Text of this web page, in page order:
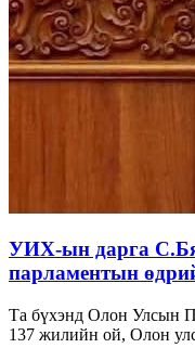
УИХ-ын дарга
парламентын
Та бүхэнд Олон Улсын
137 жилийн ой, Олон